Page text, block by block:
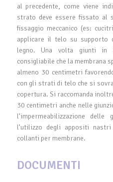
al precedente, come viene
strato deve essere fissato al
fissaggio meccanico (es:
applicare il telo su supporto
legno. Una volta giunti in
consigliabile che la membrana
almeno 30 centimetri
con gli strati di telo che si
copertura. Si raccomanda
30 centimetri anche nelle
l’impermeabilizzazione
l’utilizzo degli appositi nastri
collanti per membrane.
DOCUMENTI